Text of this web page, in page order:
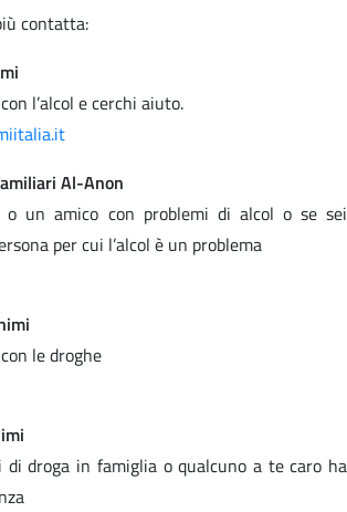
contatta:
l’alcol e cerchi aiuto.
Al-Anon
un amico con problemi di alcol o se sei
per cui l’alcol è un problema
le droghe
di droga in famiglia o qualcuno a te caro ha